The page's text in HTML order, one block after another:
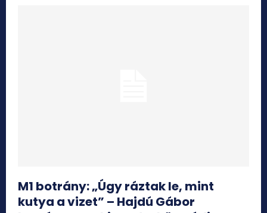
M1 botrány: „Úgy ráztak le, mint
kutya a vizet” – Hajdú Gábor